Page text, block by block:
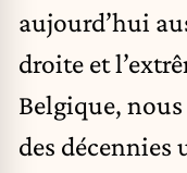
aujourd’hui
droite et
Belgique,
des décennies